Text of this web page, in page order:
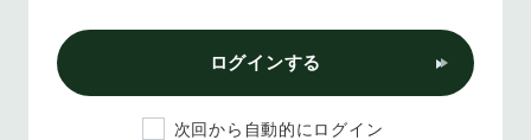
ログインする
次回から自動的にログイン